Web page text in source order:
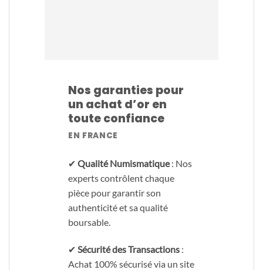
Nos garanties pour
un achat d’or en
toute confiance
EN FRANCE
✔ Qualité Numismatique: Nos
experts contrôlent chaque
pièce pour garantir son
authenticité et sa qualité
boursable.
✔ Sécurité des Transactions :
Achat 100% sécurisé via un site